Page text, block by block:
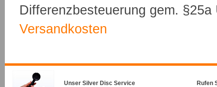
Differenzbesteuerung gem.
Versandkosten
Unser Silver Disc Service
Rufen